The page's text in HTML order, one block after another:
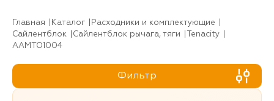
Главная Каталог
Расходники и комплектующие
Сайлентблок
Сайлентблок рычага, тяги
Tenacity
AAMTO1004
Фильтр